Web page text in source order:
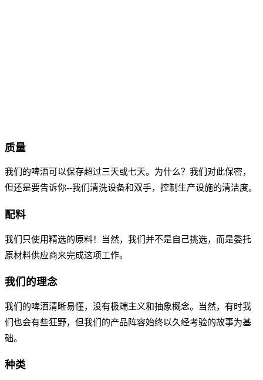
质量
我们的啤酒可以保存超过三天或七天。为什么？我们对此保密，
但还是要告诉你--我们清洗设备和双手，控制生产设施的清洁度。
配料
我们只使用精选的原料！当然，我们并不是自己挑选，而是委托
原材料供应商来完成这项工作。
我们的理念
我们的啤酒清晰易懂，没有极端主义和抽象概念。当然，有时我
们也会有些狂野，但我们的产品阵容始终以久经考验的故事为基
础。
种类